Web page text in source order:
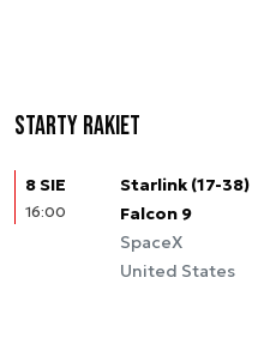
Starty rakiet
8 SIE
16:00
Starlink (17-38)
Falcon 9
SpaceX
United States